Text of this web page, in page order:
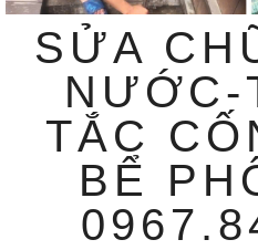
SỬA
NƯỚC-
TẮC
BỂ